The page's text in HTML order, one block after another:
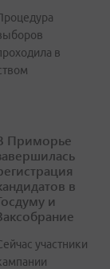
в
Приморье
в
и
участники